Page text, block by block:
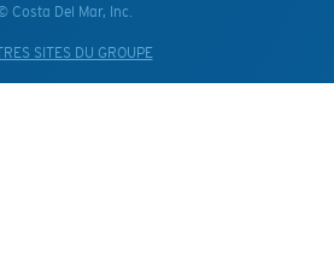
Costa Del Mar, Inc.
SITES DU GROUPE